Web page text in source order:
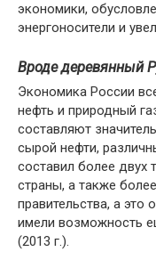
экономики,
энергоносители и
Вроде деревянный
Экономика России
нефть и природный
составляют
сырой нефти,
составил более двух
страны, а также
правительства, а это
имели возможность
(2013 г.).